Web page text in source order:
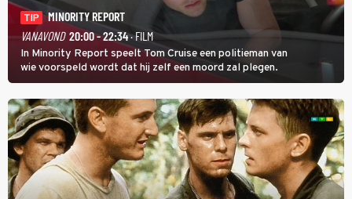
TIP
MINORITY REPORT
VANAVOND 20:00 - 22:34· FILM
In Minority Report speelt Tom Cruise een politieman van
wie voorspeld wordt dat hij zelf een moord zal plegen.